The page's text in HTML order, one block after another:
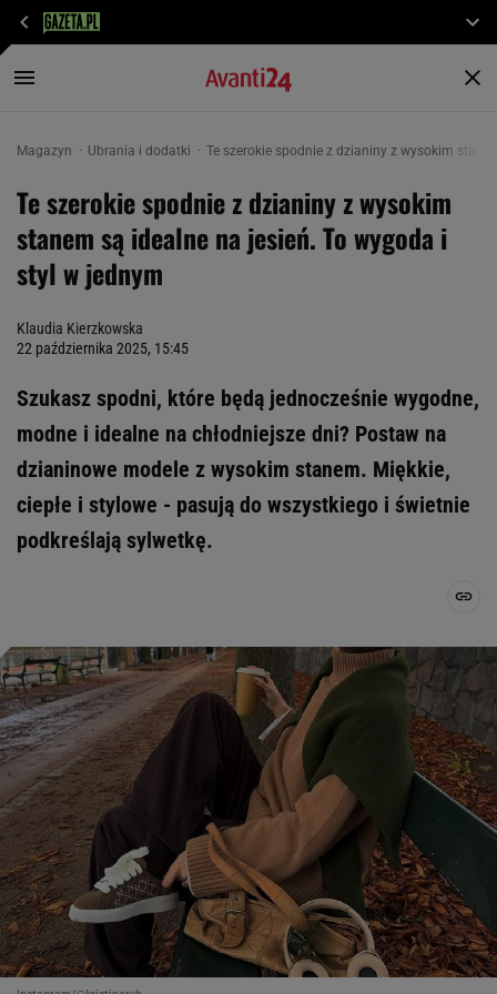
Magazyn Ubrania i dodatki Te szerokie spodnie z dzianiny z wysokim
Te szerokie spodnie z dzianiny z wysokim
stanem są idealne na jesień. To wygoda i
styl w jednym
Klaudia Kierzkowska
22 października 2025, 15:45
Szukasz spodni, które będą jednocześnie wygodne,
modne i idealne na chłodniejsze dni? Postaw na
dzianinowe modele z wysokim stanem. Miękkie,
ciepłe i stylowe - pasują do wszystkiego i świetnie
podkreślają sylwetkę.